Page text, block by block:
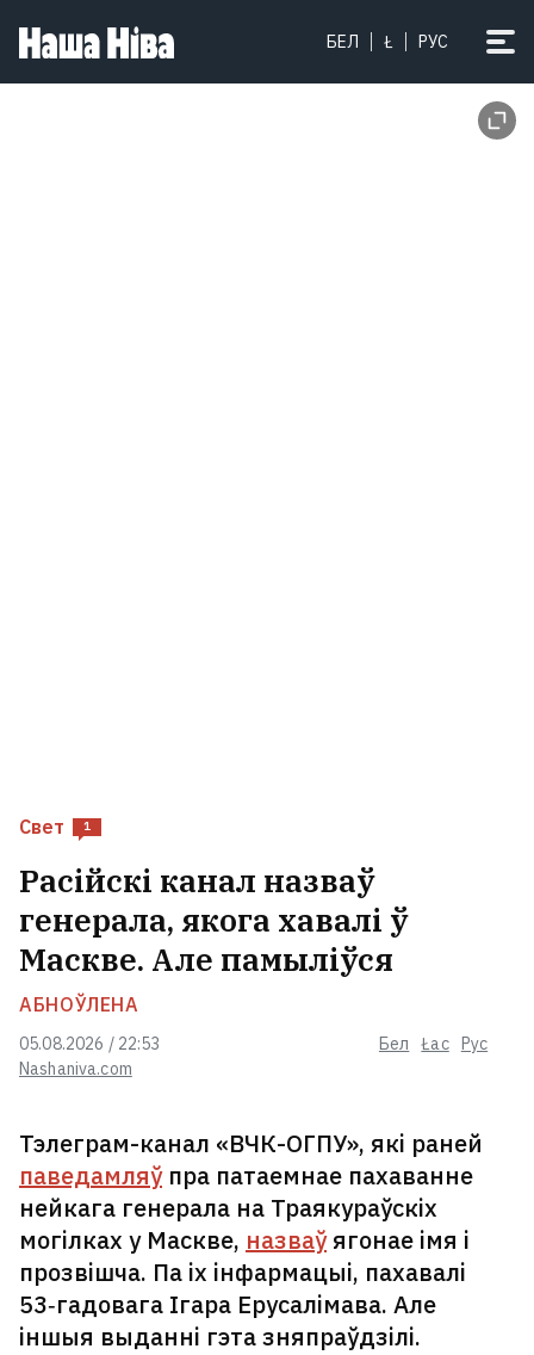
БЕЛ Ł РУС
Свет 1
АБНОЎЛЕНА
Nashaniva.com
05.08.2026 / 22:53 Бел Łac Рус
Расійскі канал назваў
генерала, якога хавалі ў
Маскве. Але памыліўся
Тэлеграм-канал «ВЧК-ОГПУ», які раней
паведамляўпра патаемнае пахаванне
нейкага генерала на Траякураўскіх
могілках у Маскве, назваўягонае імя і
прозвішча. Па іх інфармацыі, пахавалі
53‑гадовага Ігара Ерусалімава. Але
іншыя выданні гэта зняпраўдзілі.